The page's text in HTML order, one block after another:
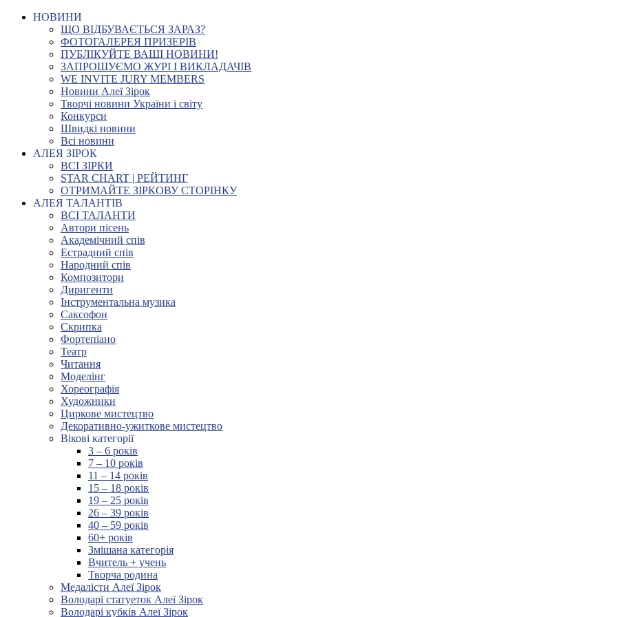
НОВИНИ
ЩО ВІДБУВАЄТЬСЯ ЗАРАЗ?
ФОТОГАЛЕРЕЯ ПРИЗЕРІВ
ПУБЛІКУЙТЕ ВАШІ НОВИНИ!
ЗАПРОШУЄМО ЖУРІ І ВИКЛАДАЧІВ
WE INVITE JURY MEMBERS
Новини Алеї Зірок
Творчі новини України і світу
Конкурси
Швидкі новини
Всі новини
АЛЕЯ ЗІРОК
ВСІ ЗІРКИ
STAR CHART | РЕЙТИНГ
ОТРИМАЙТЕ ЗІРКОВУ СТОРІНКУ
АЛЕЯ ТАЛАНТІВ
ВСІ ТАЛАНТИ
Автори пісень
Академічний спів
Естрадний спів
Народний спів
Композитори
Диригенти
Інструментальна музика
Саксофон
Скрипка
Фортепіано
Театр
Читання
Моделінг
Хореографія
Художники
Циркове мистецтво
Декоративно-ужиткове мистецтво
Вікові категорії
3 – 6 років
7 – 10 років
11 – 14 років
15 – 18 років
19 – 25 років
26 – 39 років
40 – 59 років
60+ років
Змішана категорія
Вчитель + учень
Творча родина
Медалісти Алеї Зірок
Володарі статуеток Алеї Зірок
Володарі кубків Алеї Зірок